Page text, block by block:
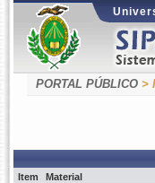
PORTAL PÚBLICO >
Item Material